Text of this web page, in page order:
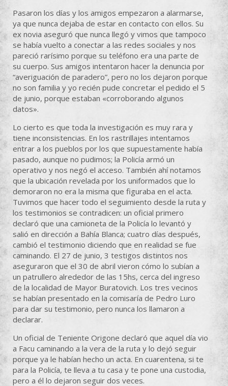
Pasaron los días y los amigos empezaron a alarmarse,
ya que nunca dejaba de estar en contacto con ellos. Su
ex novia aseguró que nunca llegó y vimos que tampoco
se había vuelto a conectar a las redes sociales y nos
pareció rarísimo porque su teléfono era una parte de
su cuerpo. Sus amigos intentaron hacer la denuncia por
“averiguación de paradero”, pero no los dejaron porque
no son familia y yo recién pude concretar el pedido el 5
de junio, porque estaban «corroborando algunos
datos».
Lo cierto es que toda la investigación es muy rara y
tiene inconsistencias. En los rastrillajes intentamos
entrar a los pueblos por los que supuestamente había
pasado, aunque no pudimos; la Policía armó un
operativo y nos negó el acceso. También ahí notamos
que la ubicación revelada por los uniformados que lo
demoraron no era la misma que figuraba en el acta.
Tuvimos que hacer todo el seguimiento desde la ruta y
los testimonios se contradicen: un oficial primero
declaró que una camioneta de la Policía lo levantó y
salió en dirección a Bahía Blanca; cuatro días después,
cambió el testimonio diciendo que en realidad se fue
caminando. El 27 de junio, 3 testigos distintos nos
aseguraron que el 30 de abril vieron cómo lo subían a
un patrullero alrededor de las 15hs, cerca del ingreso
de la localidad de Mayor Buratovich. Los tres vecinos
se habían presentado en la comisaría de Pedro Luro
para dar su testimonio, pero nunca los llamaron a
declarar.
Un oficial de Teniente Origone declaró que aquel día vio
a Facu caminando a la vera de la ruta y lo dejó seguir
porque ya le habían hecho un acta. En cuarentena, si te
para la Policía, te lleva a tu casa y te pone una custodia,
pero a él lo dejaron seguir dos veces.